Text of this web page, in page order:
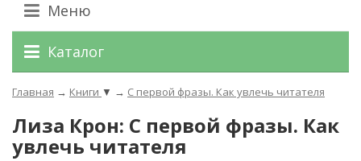
Меню
Каталог
Главная → Книги ▼ → С первой фразы. Как увлечь читателя
Лиза Крон: С первой фразы. Как
увлечь читателя